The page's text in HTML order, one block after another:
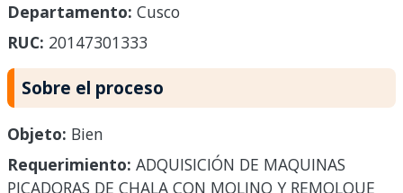
Departamento: Cusco
RUC: 20147301333
Sobre el proceso
Objeto: Bien
Requerimiento: ADQUISICIÓN DE MAQUINAS
PICADORAS DE CHALA CON MOLINO Y REMOLQUE